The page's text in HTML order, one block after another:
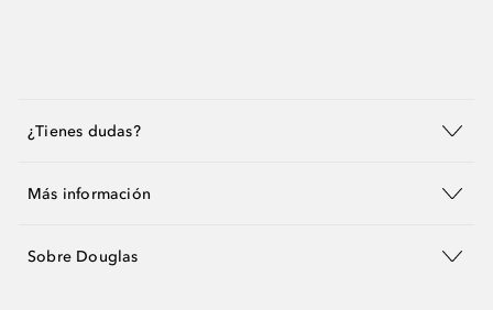
¿Tienes dudas?
Más información
Sobre Douglas